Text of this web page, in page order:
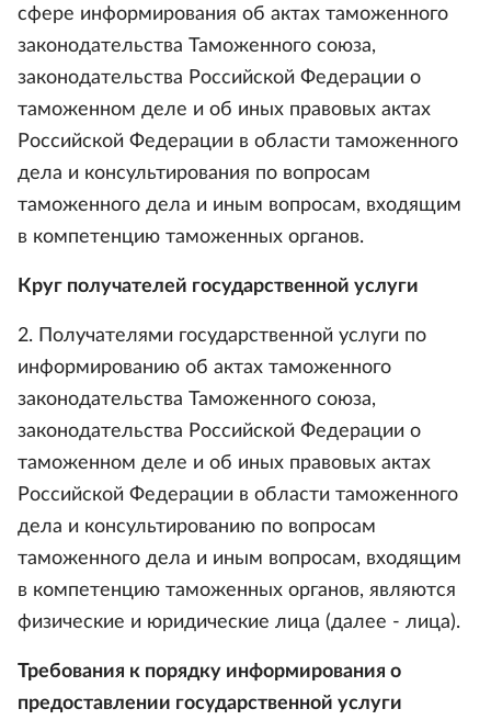
сфере информирования об актах таможенного
законодательства Таможенного союза,
законодательства Российской Федерации о
таможенном деле и об иных правовых актах
Российской Федерации в области таможенного
дела и консультирования по вопросам
таможенного дела и иным вопросам, входящим
в компетенцию таможенных органов.
Круг получателей государственной услуги
2. Получателями государственной услуги по
информированию об актах таможенного
законодательства Таможенного союза,
законодательства Российской Федерации о
таможенном деле и об иных правовых актах
Российской Федерации в области таможенного
дела и консультированию по вопросам
таможенного дела и иным вопросам, входящим
в компетенцию таможенных органов, являются
физические и юридические лица (далее - лица).
Требования к порядку информирования о
предоставлении государственной услуги